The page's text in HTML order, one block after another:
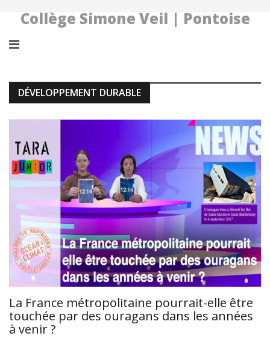
Collège Simone Veil | Pontoise
DÉVELOPPEMENT DURABLE
La France métropolitaine pourrait-elle être
touchée par des ouragans dans les années
à venir ?